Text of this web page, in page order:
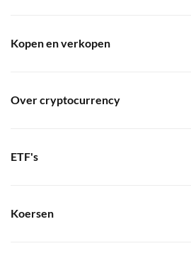
Kopen en verkopen
Over cryptocurrency
ETF's
Koersen